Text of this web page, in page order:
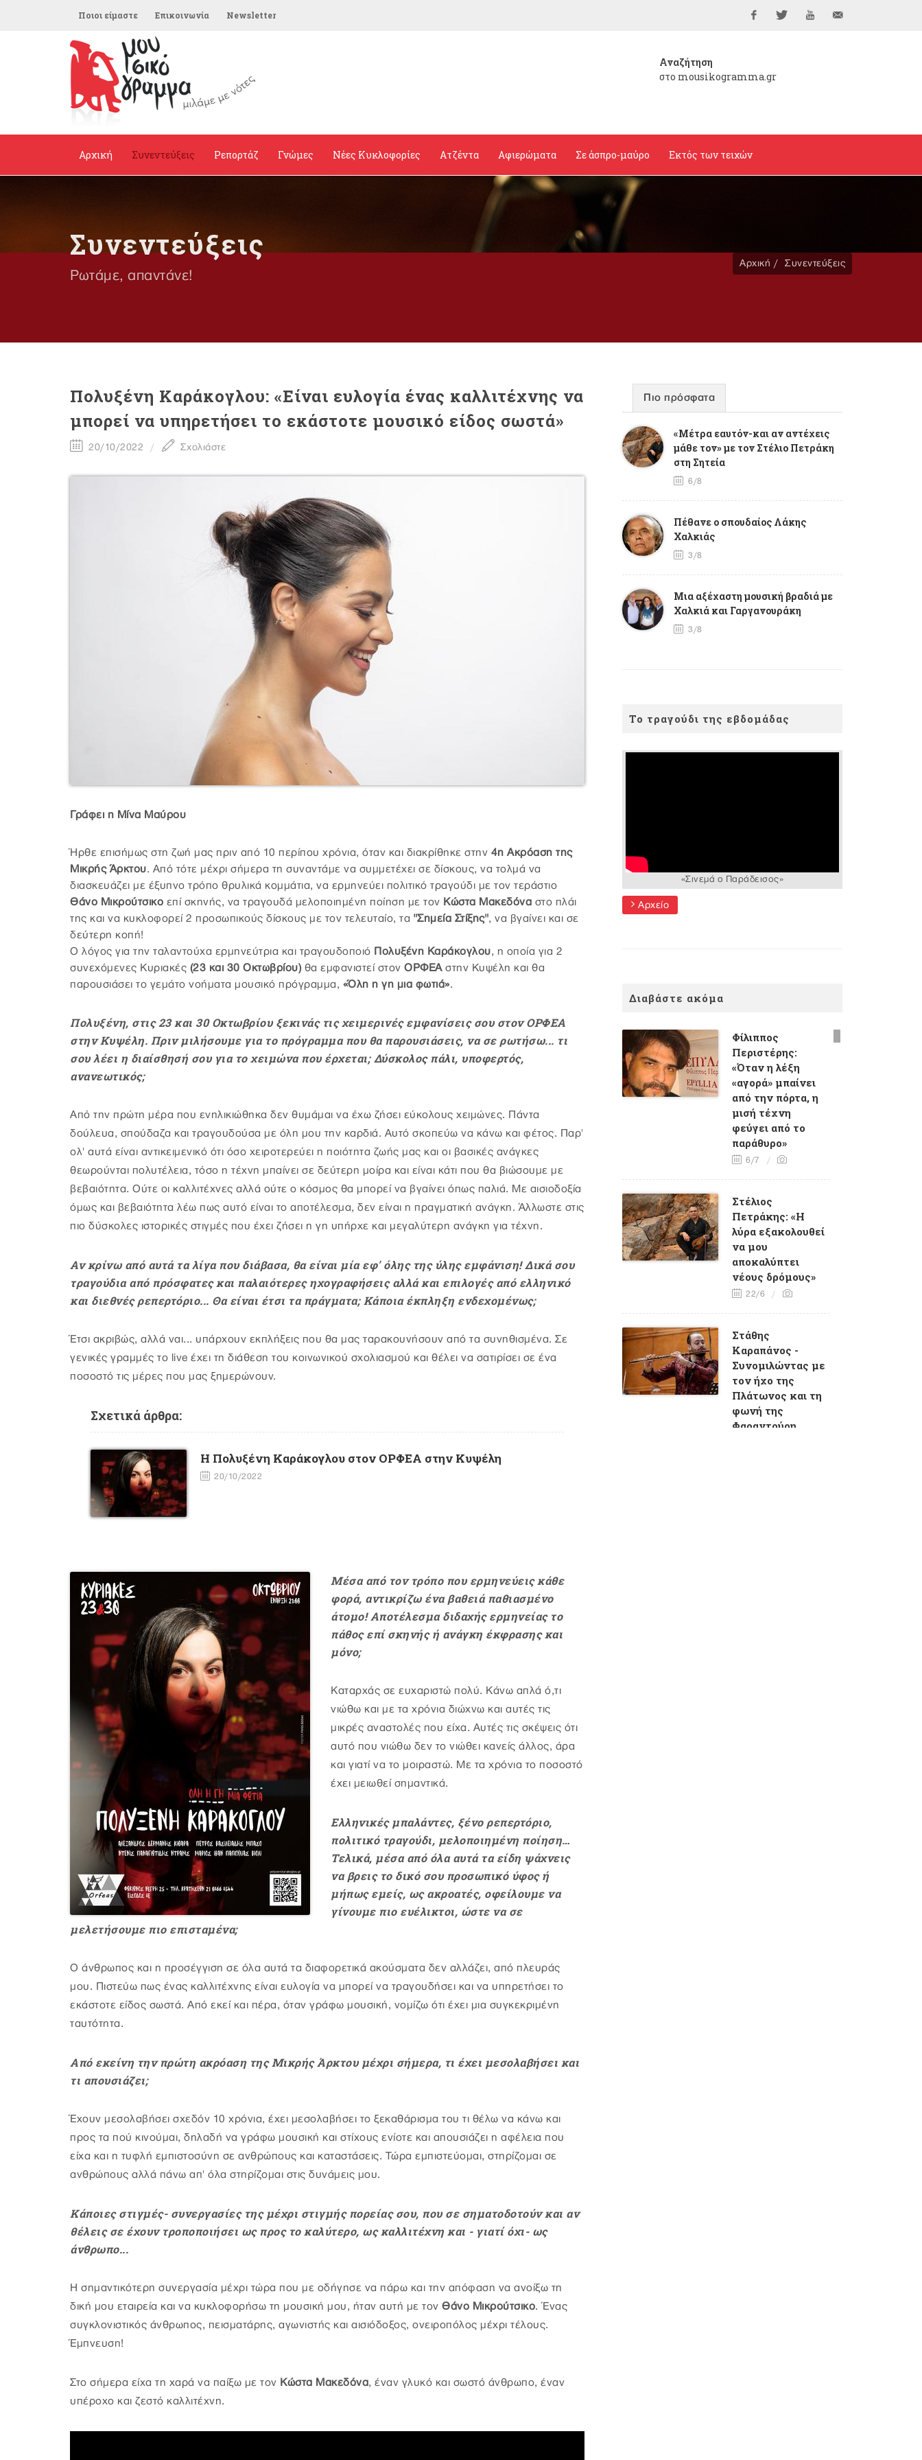
Ποιοι είμαστε Επικοινωνία Newsletter
Αναζήτηση
στο mousikogramma.gr
Αρχική Συνεντεύξεις Ρεπορτάζ Γνώμες Νέες Κυκλοφορίες Ατζέντα Αφιερώματα Σε άσπρο-μαύρο Εκτός των τειχών
Συνεντεύξεις
Ρωτάμε, απαντάνε!
Αρχική Συνεντεύξεις
Πολυξένη Καράκογλου: «Είναι ευλογία ένας καλλιτέχνης να
μπορεί να υπηρετήσει το εκάστοτε μουσικό είδος σωστά»
20/10/2022 Σχολιάστε
Γράφει η Μίνα Μαύρου
Ήρθε επισήμως στη ζωή μας πριν από 10 περίπου χρόνια, όταν και διακρίθηκε στην 4η Ακρόαση της
Μικρής Άρκτου. Από τότε μέχρι σήμερα τη συναντάμε να συμμετέχει σε δίσκους, να τολμά να
διασκευάζει με έξυπνο τρόπο θρυλικά κομμάτια, να ερμηνεύει πολιτικό τραγούδι με τον τεράστιο
Θάνο Μικρούτσικο επί σκηνής, να τραγουδά μελοποιημένη ποίηση με τον Κώστα Μακεδόνα στο πλάι
της και να κυκλοφορεί 2 προσωπικούς δίσκους με τον τελευταίο, τα "Σημεία Στίξης", να βγαίνει και σε
δεύτερη κοπή!
Ο λόγος για την ταλαντούχα ερμηνεύτρια και τραγουδοποιό Πολυξένη Καράκογλου, η οποία για 2
συνεχόμενες Κυριακές (23 και 30 Οκτωβρίου)θα εμφανιστεί στον ΟΡΦΕΑ στην Κυψέλη και θα
παρουσιάσει το γεμάτο νοήματα μουσικό πρόγραμμα, «Όλη η γη μια φωτιά».
Πολυξένη, στις 23 και 30 Οκτωβρίου ξεκινάς τις χειμερινές εμφανίσεις σου στον ΟΡΦΕΑ
στην Κυψέλη. Πριν μιλήσουμε για το πρόγραμμα που θα παρουσιάσεις, να σε ρωτήσω... τι
σου λέει η διαίσθησή σου για το χειμώνα που έρχεται; Δύσκολος πάλι, υποφερτός,
ανανεωτικός;
Από την πρώτη μέρα που ενηλικιώθηκα δεν θυμάμαι να έχω ζήσει εύκολους χειμώνες. Πάντα
δούλευα, σπούδαζα και τραγουδούσα με όλη μου την καρδιά. Αυτό σκοπεύω να κάνω και φέτος. Παρ'
ολ' αυτά είναι αντικειμενικό ότι όσο χειροτερεύει η ποιότητα ζωής μας και οι βασικές ανάγκες
θεωρούνται πολυτέλεια, τόσο η τέχνη μπαίνει σε δεύτερη μοίρα και είναι κάτι που θα βιώσουμε με
βεβαιότητα. Ούτε οι καλλιτέχνες αλλά ούτε ο κόσμος θα μπορεί να βγαίνει όπως παλιά. Με αισιοδοξία
όμως και βεβαιότητα λέω πως αυτό είναι το αποτέλεσμα, δεν είναι η πραγματική ανάγκη. Άλλωστε στις
πιο δύσκολες ιστορικές στιγμές που έχει ζήσει η γη υπήρχε και μεγαλύτερη ανάγκη για τέχνη.
Αν κρίνω από αυτά τα λίγα που διάβασα, θα είναι μία εφ' όλης της ύλης εμφάνιση! Δικά σου
τραγούδια από πρόσφατες και παλαιότερες ηχογραφήσεις αλλά και επιλογές από ελληνικό
και διεθνές ρεπερτόριο... Θα είναι έτσι τα πράγματα; Κάποια έκπληξη ενδεχομένως;
Έτσι ακριβώς, αλλά ναι... υπάρχουν εκπλήξεις που θα μας ταρακουνήσουν από τα συνηθισμένα. Σε
γενικές γραμμές το live έχει τη διάθεση του κοινωνικού σχολιασμού και θέλει να σατιρίσει σε ένα
ποσοστό τις μέρες που μας ξημερώνουν.
Σχετικά άρθρα:
Η Πολυξένη Καράκογλου στον ΟΡΦΕΑ στην Κυψέλη
20/10/2022
Μέσα από τον τρόπο που ερμηνεύεις κάθε
φορά, αντικρίζω ένα βαθειά παθιασμένο
άτομο! Αποτέλεσμα διδαχής ερμηνείας το
πάθος επί σκηνής ή ανάγκη έκφρασης και
μόνο;
Καταρχάς σε ευχαριστώ πολύ. Κάνω απλά ό,τι
νιώθω και με τα χρόνια διώχνω και αυτές τις
μικρές αναστολές που είχα. Αυτές τις σκέψεις ότι
αυτό που νιώθω δεν το νιώθει κανείς άλλος, άρα
και γιατί να το μοιραστώ. Με τα χρόνια το ποσοστό
έχει μειωθεί σημαντικά.
Ελληνικές μπαλάντες, ξένο ρεπερτόριο,
πολιτικό τραγούδι, μελοποιημένη ποίηση…
Τελικά, μέσα από όλα αυτά τα είδη ψάχνεις
να βρεις το δικό σου προσωπικό ύφος ή
μήπως εμείς, ως ακροατές, οφείλουμε να
γίνουμε πιο ευέλικτοι, ώστε να σε
μελετήσουμε πιο επισταμένα;
Ο άνθρωπος και η προσέγγιση σε όλα αυτά τα διαφορετικά ακούσματα δεν αλλάζει, από πλευράς
μου. Πιστεύω πως ένας καλλιτέχνης είναι ευλογία να μπορεί να τραγουδήσει και να υπηρετήσει το
εκάστοτε είδος σωστά. Από εκεί και πέρα, όταν γράφω μουσική, νομίζω ότι έχει μια συγκεκριμένη
ταυτότητα.
Από εκείνη την πρώτη ακρόαση της Μικρής Άρκτου μέχρι σήμερα, τι έχει μεσολαβήσει και
τι απουσιάζει;
Έχουν μεσολαβήσει σχεδόν 10 χρόνια, έχει μεσολαβήσει το ξεκαθάρισμα του τι θέλω να κάνω και
προς τα πού κινούμαι, δηλαδή να γράφω μουσική και στίχους ενίοτε και απουσιάζει η αφέλεια που
είχα και η τυφλή εμπιστοσύνη σε ανθρώπους και καταστάσεις. Τώρα εμπιστεύομαι, στηρίζομαι σε
ανθρώπους αλλά πάνω απ' όλα στηρίζομαι στις δυνάμεις μου.
Κάποιες στιγμές- συνεργασίες της μέχρι στιγμής πορείας σου, που σε σηματοδοτούν και αν
θέλεις σε έχουν τροποποιήσει ως προς το καλύτερο, ως καλλιτέχνη και - γιατί όχι- ως
άνθρωπο...
Η σημαντικότερη συνεργασία μέχρι τώρα που με οδήγησε να πάρω και την απόφαση να ανοίξω τη
δική μου εταιρεία και να κυκλοφορήσω τη μουσική μου, ήταν αυτή με τον Θάνο Μικρούτσικο. Ένας
συγκλονιστικός άνθρωπος, πεισματάρης, αγωνιστής και αισιόδοξος, ονειροπόλος μέχρι τέλους.
Έμπνευση!
Στο σήμερα είχα τη χαρά να παίξω με τον Κώστα Μακεδόνα, έναν γλυκό και σωστό άνθρωπο, έναν
υπέροχο και ζεστό καλλιτέχνη.
Πιο πρόσφατα
«Μέτρα εαυτόν-και αν αντέχεις
μάθε τον» με τον Στέλιο Πετράκη
στη Σητεία
6/8
Πέθανε ο σπουδαίος Λάκης
Χαλκιάς
3/8
Mια αξέχαστη μουσική βραδιά με
Χαλκιά και Γαργανουράκη
3/8
Το τραγούδι της εβδομάδας
«Σινεμά ο Παράδεισος»
Αρχείο
Διαβάστε ακόμα
Φίλιππος
Περιστέρης:
«Όταν η λέξη
«αγορά» μπαίνει
από την πόρτα, η
μισή τέχνη
φεύγει από το
παράθυρο»
6/7
Στέλιος
Πετράκης: «Η
λύρα εξακολουθεί
να μου
αποκαλύπτει
νέους δρόμους»
22/6
Στάθης
Καραπάνος -
Συνομιλώντας με
τον ήχο της
Πλάτωνος και τη
φωνή της
Φαραντούρη